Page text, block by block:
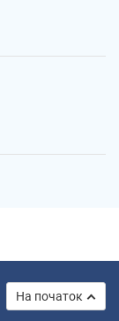
На початок